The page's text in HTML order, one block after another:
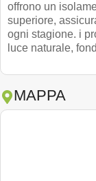
offrono un
superiore,
ogni stagione. i
luce naturale,
MAPPA